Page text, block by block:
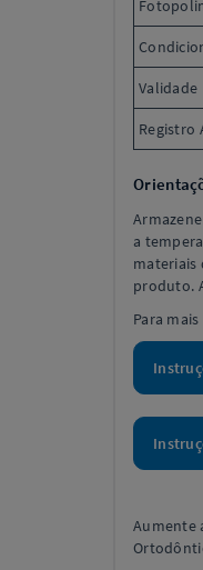
Validade
Registro
a
materiais
produto.
Para
Aumente